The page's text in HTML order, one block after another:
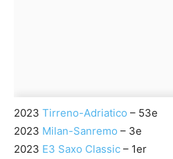
2023 Tirreno-Adriatico – 53e
2023 Milan-Sanremo – 3e
2023 E3 Saxo Classic – 1er